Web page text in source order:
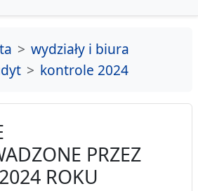
wydziały i biura
kontrole 2024
PRZEZ
ROKU